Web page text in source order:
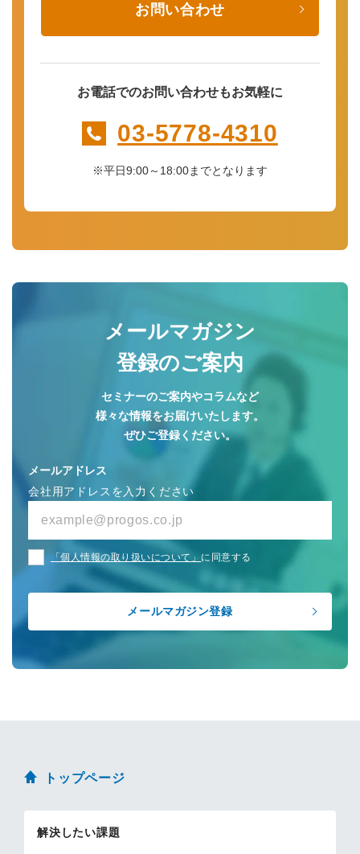
お問い合わせ
お電話でのお問い合わせもお気軽に
03-5778-4310
※平日9:00～18:00までとなります
メールマガジン
登録のご案内
セミナーのご案内やコラムなど
様々な情報をお届けいたします。
ぜひご登録ください。
メールアドレス
会社用アドレスを入力ください
「個人情報の取り扱いについて」 に同意する
トップページ
解決したい課題